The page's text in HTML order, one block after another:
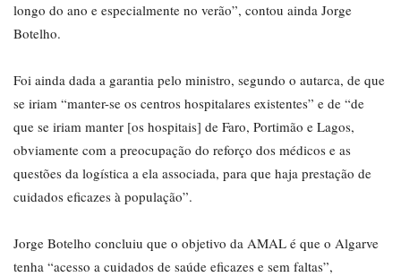
longo do ano e especialmente no verão”, contou ainda Jorge
Botelho.
Foi ainda dada a garantia pelo ministro, segundo o autarca, de que
se iriam “manter-se os centros hospitalares existentes” e de “de
que se iriam manter [os hospitais] de Faro, Portimão e Lagos,
obviamente com a preocupação do reforço dos médicos e as
questões da logística a ela associada, para que haja prestação de
cuidados eficazes à população”.
Jorge Botelho concluiu que o objetivo da AMAL é que o Algarve
tenha “acesso a cuidados de saúde eficazes e sem faltas”,